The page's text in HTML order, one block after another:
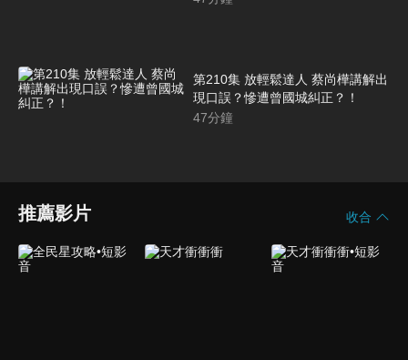
第210集 放輕鬆達人 蔡尚樺講解出
現口誤？慘遭曾國城糾正？！
47分鐘
推薦影片 收合